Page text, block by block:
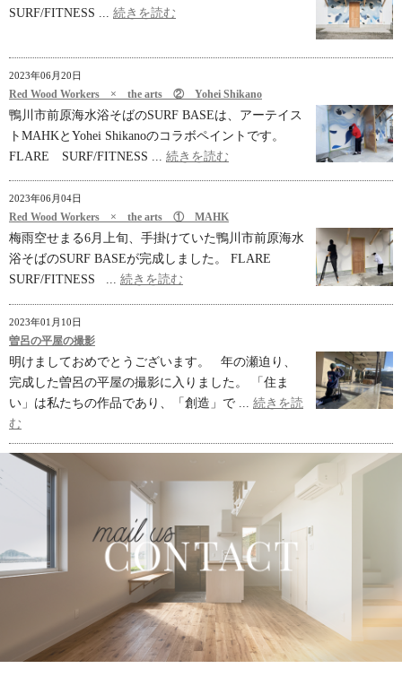
SURF/FITNESS ... 続きを読む
2023年06月20日
Red Wood Workers × the arts ② Yohei Shikano
鴨川市前原海水浴そばのSURF BASEは、アーテイス
トMAHKとYohei Shikanoのコラボペイントです。
FLARE SURF/FITNESS ... 続きを読む
2023年06月04日
Red Wood Workers × the arts ① MAHK
梅雨空せまる6月上旬、手掛けていた鴨川市前原海水
浴そばのSURF BASEが完成しました。 FLARE
SURF/FITNESS ... 続きを読む
2023年01月10日
曽呂の平屋の撮影
明けましておめでとうございます。 年の瀬迫り、
完成した曽呂の平屋の撮影に入りました。 「住ま
い」は私たちの作品であり、「創造」で ... 続きを読
む